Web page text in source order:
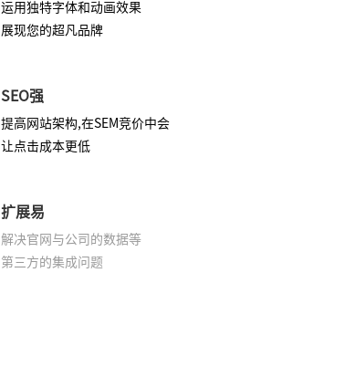
运用独特字体和动画效果
展现您的超凡品牌
SEO强
提高网站架构,在SEM竞价中会
让点击成本更低
扩展易
解决官网与公司的数据等
第三方的集成问题